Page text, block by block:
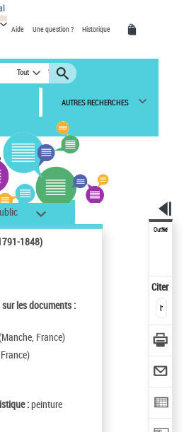
Aide Une question ? Historique
Tout
AUTRES RECHERCHES
1848)
les documents :
France)
:peinture
Outils
Citer